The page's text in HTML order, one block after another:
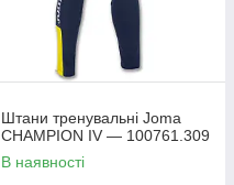
Штани тренувальні Joma
CHAMPION IV — 100761.309
В наявності